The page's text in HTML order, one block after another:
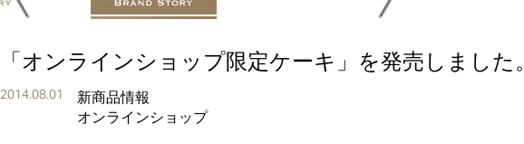
「オンラインショップ限定ケーキ」を発売しました。
2014.08.01
新商品情報
オンラインショップ